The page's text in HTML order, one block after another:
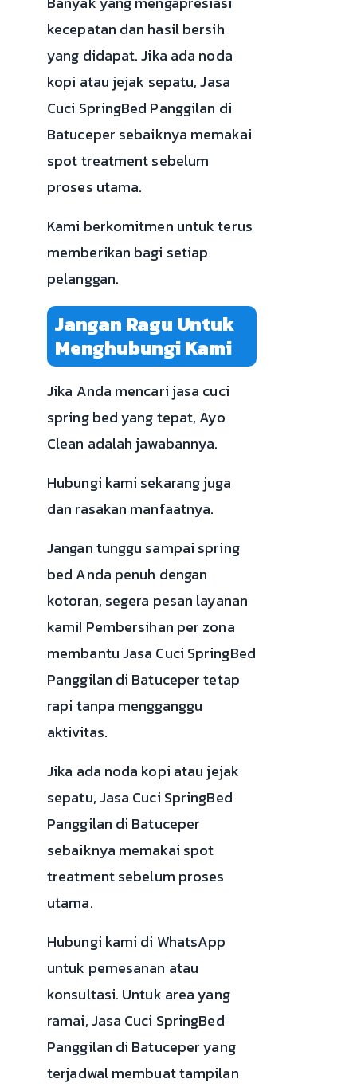
kecepatan dan hasil bersih
yang didapat. Jika ada noda
kopi atau jejak sepatu, Jasa
Cuci SpringBed Panggilan di
Batuceper sebaiknya memakai
spot treatment sebelum
proses utama.
Kami berkomitmen untuk terus
memberikan bagi setiap
pelanggan.
Jangan Ragu Untuk
Menghubungi Kami
Jika Anda mencari jasa cuci
spring bed yang tepat, Ayo
Clean adalah jawabannya.
Hubungi kami sekarang juga
dan rasakan manfaatnya.
Jangan tunggu sampai spring
bed Anda penuh dengan
kotoran, segera pesan layanan
kami! Pembersihan per zona
membantu Jasa Cuci SpringBed
Panggilan di Batuceper tetap
rapi tanpa mengganggu
aktivitas.
Jika ada noda kopi atau jejak
sepatu, Jasa Cuci SpringBed
Panggilan di Batuceper
sebaiknya memakai spot
treatment sebelum proses
utama.
Hubungi kami di WhatsApp
untuk pemesanan atau
konsultasi. Untuk area yang
ramai, Jasa Cuci SpringBed
Panggilan di Batuceper yang
terjadwal membuat tampilan